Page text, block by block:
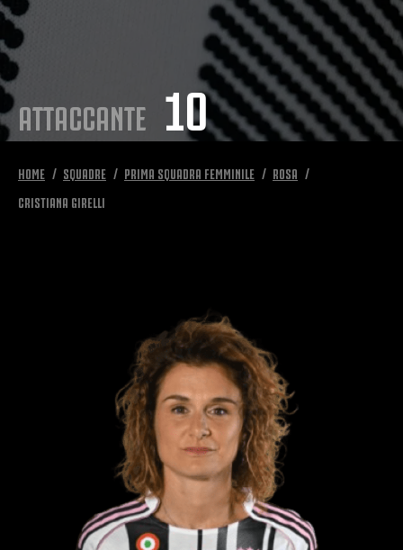
VIDEO
ALTRO
ATTACCANTE 10
HOME SQUADRE PRIMA SQUADRA FEMMINILE
ROSA
CRISTIANA GIRELLI